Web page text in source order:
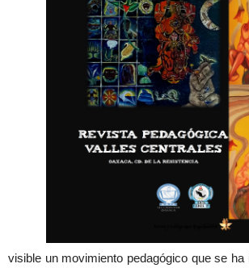
visible un movimiento pedagógico que se ha